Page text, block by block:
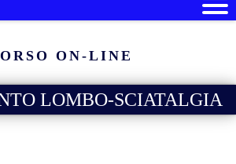
ON-LINE
LOMBO-SCIATALGIA